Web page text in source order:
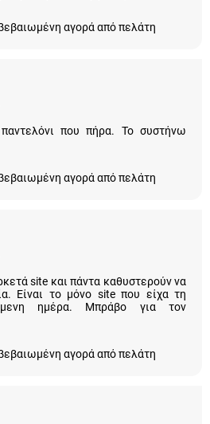
αγορά από πελάτη
παντελόνι που πήρα. Το συστήνω
αγορά από πελάτη
site και πάντα καθυστερούν να
Είναι το μόνο site που είχα τη
ημέρα. Μπράβο για τον
αγορά από πελάτη